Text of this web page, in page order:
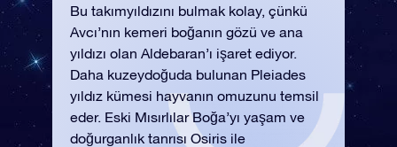
Bu takımyıldızını bulmak kolay, çünkü
Avcı’nın kemeri boğanın gözü ve ana
yıldızı olan Aldebaran’ı işaret ediyor.
Daha kuzeydoğuda bulunan Pleiades
yıldız kümesi hayvanın omuzunu temsil
eder. Eski Mısırlılar Boğa’yı yaşam ve
doğurganlık tanrısı Osiris ile